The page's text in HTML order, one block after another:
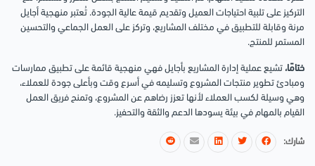
التركيز على تلبية احتياجات العميل وتقديم قيمة عالية الجودة. تُعتبر منهجية أجايل
مرنة وقابلة للتطبيق في مختلف المشاريع، وتركز على العمل الجماعي والتحسين
المستمر للمنتج.
ختامًا، تشيع عملية إدارة المشاريع بأجايل فهي منهجية قائمة على تطبيق ممارسات
ومبادئ تطوير منتجات المشروع وتسليمه في أسرع وقت وبأعلى جودة للعملاء،
وهي وسيلة لكسب العملاء لأنها تعزز رضاهم عن المشروع، وتمنح فريق العمل
القيام بالمهام في بيئة يسودها الدعم والثقة والتحفيز.
شارك: